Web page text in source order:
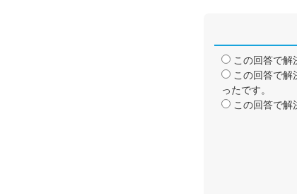
この回答で解
この回答で解
ったです。
この回答で解